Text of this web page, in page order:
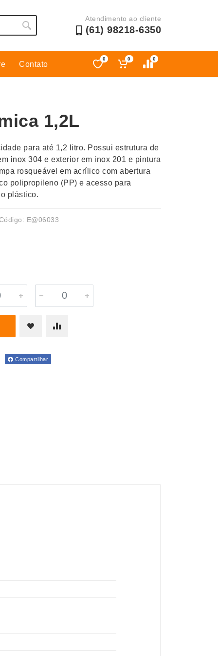
Atendimento ao cliente
(61) 98218-6350
Esteiras
Ferramentas
Fones de Ouvido
Guarda-Chuva
Informática e Telefonia
Leques
Linha Ecológica
Linha Feminina
Contato
0 0 0
1,2L
para até 1,2 litro. Possui estrutura de
inox 304 e exterior em inox 201 e pintura
rosqueável em acrílico com abertura
polipropileno (PP) e acesso para
plástico.
E@06033
Compartilhar